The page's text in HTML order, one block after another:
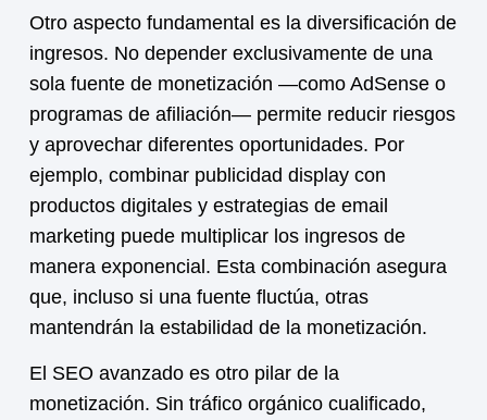
Otro aspecto fundamental es la diversificación de
ingresos. No depender exclusivamente de una
sola fuente de monetización —como AdSense o
programas de afiliación— permite reducir riesgos
y aprovechar diferentes oportunidades. Por
ejemplo, combinar publicidad display con
productos digitales y estrategias de email
marketing puede multiplicar los ingresos de
manera exponencial. Esta combinación asegura
que, incluso si una fuente fluctúa, otras
mantendrán la estabilidad de la monetización.
El SEO avanzado es otro pilar de la
monetización. Sin tráfico orgánico cualificado,